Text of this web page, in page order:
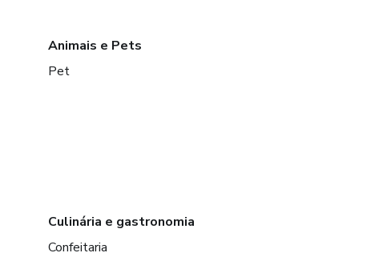
Animais e Pets
Pet
Culinária e gastronomia
Confeitaria